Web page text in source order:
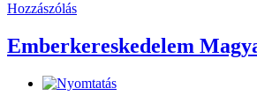
Hozzászólás
Emberkereskedelem